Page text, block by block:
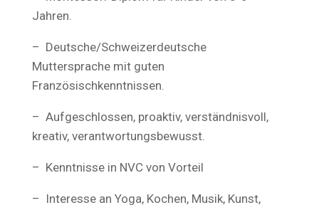
Jahren.
– Deutsche/Schweizerdeutsche
Muttersprache mit guten
Französischkenntnissen.
– Aufgeschlossen, proaktiv, verständnisvoll,
kreativ, verantwortungsbewusst.
– Kenntnisse in NVC von Vorteil
– Interesse an Yoga, Kochen, Musik, Kunst,